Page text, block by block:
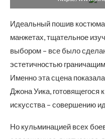
Идеальный пошив
манжетах, тщательное
выбором – все было
эстетичностью
Именно эта сцена
Джона Уика, готовящегося
искусства – совершению
Но кульминацией всех